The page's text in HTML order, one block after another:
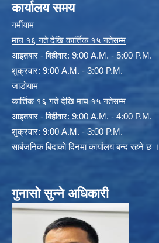
कार्यालय समय
गर्मीयाम
माघ १६ गते देखि कार्त्तिक १५ गतेसम्म
आइतबार - बिहीवार: 9:00 A.M. - 5:00 P.M.
शुक्रवार: 9:00 A.M. - 3:00 P.M.
जाडोयाम
कार्त्तिक १६ गते देखि माघ १५ गतेसम्म
आइतबार - बिहीवार: 9:00 A.M. - 4:00 P.M.
शुक्रवार: 9:00 A.M. - 3:00 P.M.
सार्बजनिक बिदाको दिनमा कार्यालय बन्द रहने छ ।
गुनासो सुन्ने अधिकारी